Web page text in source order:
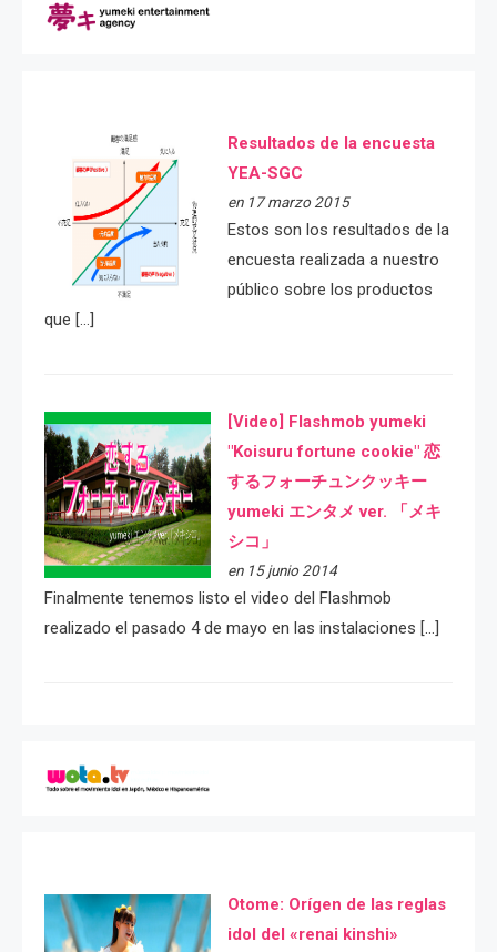
Resultados de la encuesta
YEA-SGC
en 17 marzo 2015
Estos son los resultados de la
encuesta realizada a nuestro
público sobre los productos
que […]
[Video] Flashmob yumeki
"Koisuru fortune cookie" 恋
するフォーチュンクッキー
yumeki エンタメ ver. 「メキ
シコ」
en 15 junio 2014
Finalmente tenemos listo el video del Flashmob
realizado el pasado 4 de mayo en las instalaciones […]
Otome: Orígen de las reglas
idol del «renai kinshi»